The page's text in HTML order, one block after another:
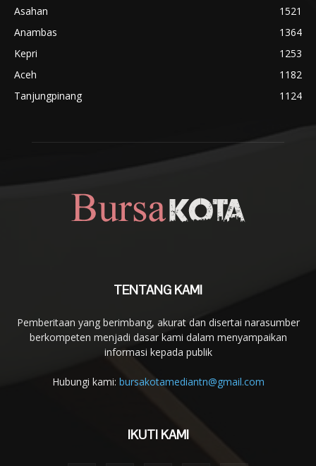
Asahan
1521
Anambas
1364
Kepri
1253
Aceh
1182
Tanjungpinang
1124
TENTANG KAMI
Pemberitaan yang berimbang, akurat dan disertai narasumber
berkompeten menjadi dasar kami dalam menyampaikan
informasi kepada publik
Hubungi kami: bursakotamediantn@gmail.com
IKUTI KAMI